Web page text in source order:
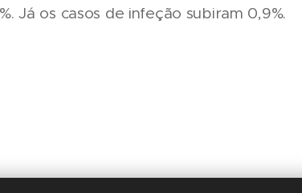
Já os casos de infeção subiram 0,9%.